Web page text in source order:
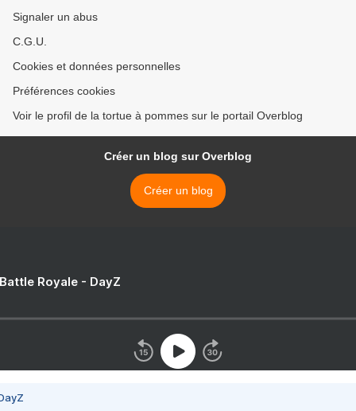
Signaler un abus
C.G.U.
Cookies et données personnelles
Préférences cookies
Voir le profil de la tortue à pommes sur le portail Overblog
Créer un blog sur Overblog
Créer un blog
Royale - DayZ